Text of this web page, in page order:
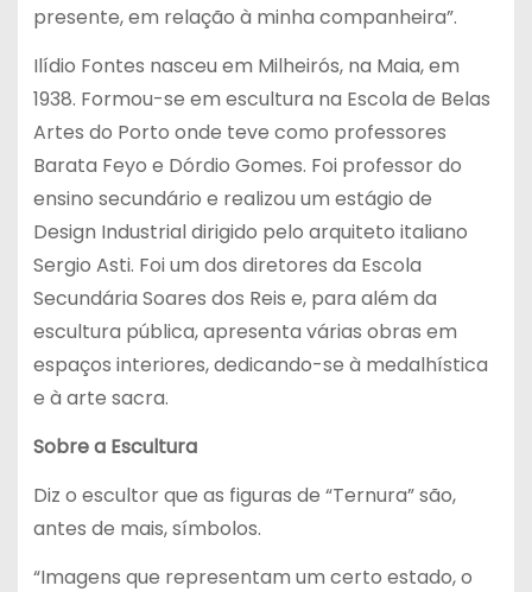
presente, em relação à minha companheira”.
Ilídio Fontes nasceu em Milheirós, na Maia, em
1938. Formou-se em escultura na Escola de Belas
Artes do Porto onde teve como professores
Barata Feyo e Dórdio Gomes. Foi professor do
ensino secundário e realizou um estágio de
Design Industrial dirigido pelo arquiteto italiano
Sergio Asti. Foi um dos diretores da Escola
Secundária Soares dos Reis e, para além da
escultura pública, apresenta várias obras em
espaços interiores, dedicando-se à medalhística
e à arte sacra.
Sobre a Escultura
Diz o escultor que as figuras de “Ternura” são,
antes de mais, símbolos.
“Imagens que representam um certo estado, o